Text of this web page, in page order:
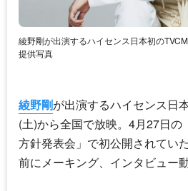
綾野剛が出演するハイセンス日本初の
提供写真
綾野剛が出演するハイセンス日
(土)から全国で放映。4月27日の
方針発表会」で初公開されてい
前にメーキング、インタビュー